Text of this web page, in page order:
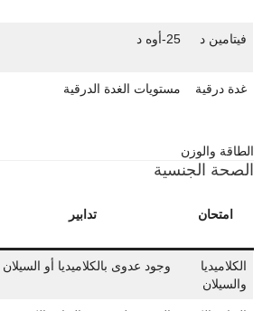
فيتامين د 25-أوه د
غدة درقية مستويات الغدة الدرقية
الطاقة والوزن
الصحة الجنسية
امتحان تدابير
الكلاميديا
والسيلان
وجود عدوى بالكلاميديا أو السيلان